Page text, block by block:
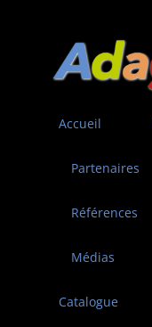
Accueil
Partenaires
Références
Médias
Catalogue